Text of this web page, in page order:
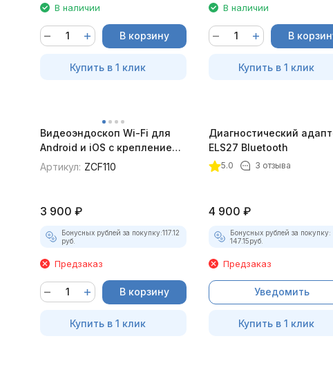
В наличии
В корзину
Купить в 1 клик
В наличии
В
Купить в 1 клик
Видеоэндоскоп Wi-Fi для
Android и iOS с креплением
для смартфона
Артикул: ZCF110
3 900 ₽
Бонусных рублей за покупку:117.12
руб.
Предзаказ
В корзину
Купить в 1 клик
Диагностический
ELS27 Bluetooth
5.0 3 отзыва
4 900 ₽
Бонусных рублей за покупку:
147.15руб.
Предзаказ
Уведомить
Купить в 1 клик